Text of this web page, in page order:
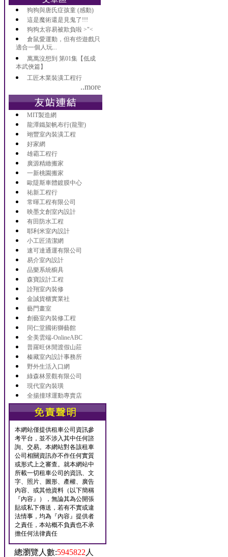
狗狗與唐氏症孩童 (感動)
這是魔術還是見鬼了!!!
狗狗太容易被欺負啦 >"<
倉鼠愛運動，但有些遊戲只
適合一個人玩...
萬萬沒想到 第01集【低成
本武俠篇】
工匠木業裝潢工程行
..more
MIT製造網
龍潭鐵架帆布行(龍聖)
翊豐室內裝潢工程
好家網
雄霸工程行
廣源精緻搬家
一新桃園搬家
歐隄斯車體鍍膜中心
祐新工程行
常暉工程有限公司
映墨文創室內設計
有田防水工程
耶利米室內設計
小工匠清潔網
速可達通運有限公司
易介室內設計
品樂系統櫥具
森寶設計工程
詮翔室內裝修
金誠貨櫃實業社
藝門畫室
創藝室內裝修工程
同仁堂國術獅藝館
全美雲端-OnlineABC
普羅旺休閒渡假山莊
榛藏室內設計事務所
野外生活入口網
綠森林景觀有限公司
現代室內裝璜
全揚撞球運動專賣店
本網站僅提供租車公司資訊參
考平台，並不涉入其中任何諮
詢、交易。本網站對各該租車
公司相關資訊亦不作任何實質
或形式上之審查。就本網站中
所載一切租車公司的資訊、文
字、照片、圖形、產權、廣告
內容、或其他資料（以下簡稱
『內容』），無論其為公開張
貼或私下傳送，若有不實或違
法情事，均為『內容』提供者
之責任，本站概不負責也不承
擔任何法律責任
總瀏覽人數:5945822 人